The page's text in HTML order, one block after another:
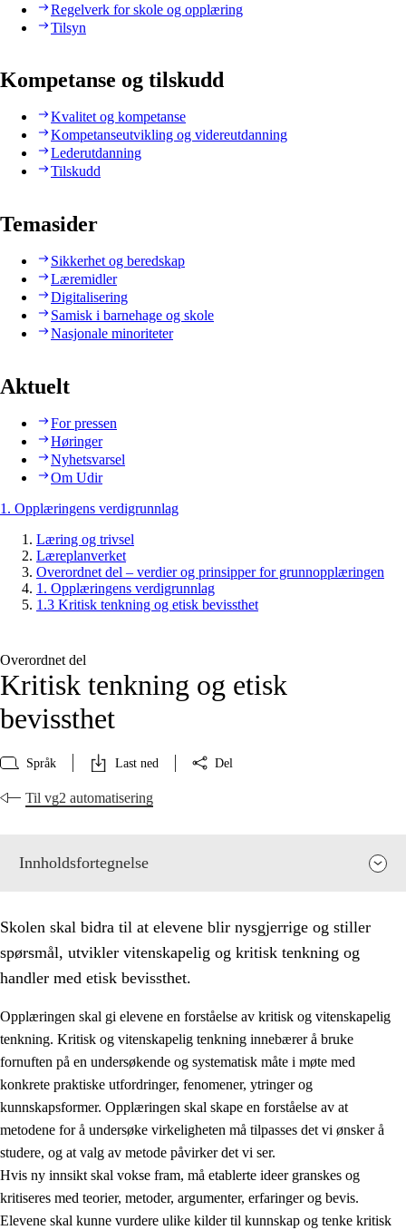
Regelverk for skole og opplæring
Tilsyn
Kompetanse og tilskudd
Kvalitet og kompetanse
Kompetanseutvikling og videreutdanning
Lederutdanning
Tilskudd
Temasider
Sikkerhet og beredskap
Læremidler
Digitalisering
Samisk i barnehage og skole
Nasjonale minoriteter
Aktuelt
For pressen
Høringer
Nyhetsvarsel
Om Udir
1. Opplæringens verdigrunnlag
Læring og trivsel
Læreplanverket
Overordnet del – verdier og prinsipper for grunnopplæringen
1. Opplæringens verdigrunnlag
1.3 Kritisk tenkning og etisk bevissthet
Overordnet del
Kritisk tenkning og etisk
bevissthet
Språk Last ned Del
Til vg2 automatisering
Innholdsfortegnelse
1. Opplæringens verdigrunnlag
1.1 Menneskeverdet
1.2 Identitet og kulturelt mangfold
1.3 Kritisk tenkning og etisk bevissthet
Skolen skal bidra til at elevene blir nysgjerrige og stiller
spørsmål, utvikler vitenskapelig og kritisk tenkning og
handler med etisk bevissthet.
Opplæringen skal gi elevene en forståelse av kritisk og vitenskapelig
tenkning. Kritisk og vitenskapelig tenkning innebærer å bruke
fornuften på en undersøkende og systematisk måte i møte med
konkrete praktiske utfordringer, fenomener, ytringer og
kunnskapsformer. Opplæringen skal skape en forståelse av at
metodene for å undersøke virkeligheten må tilpasses det vi ønsker å
studere, og at valg av metode påvirker det vi ser.
Hvis ny innsikt skal vokse fram, må etablerte ideer granskes og
kritiseres med teorier, metoder, argumenter, erfaringer og bevis.
Elevene skal kunne vurdere ulike kilder til kunnskap og tenke kritisk